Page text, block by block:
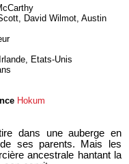
David Wilmot, Austin
Etats-Unis
Hokum
dans une auberge en
ses parents. Mais les
ancestrale hantant la